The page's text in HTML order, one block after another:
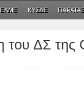
ΕΛΜΕ ΚΥΣΔΕ
του ΔΣ